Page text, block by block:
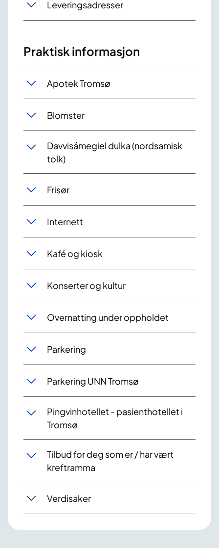
Leveringsadresser
Praktisk informasjon
Apotek Tromsø
Blomster
Davvisámegiel dulka (nordsamisk
tolk)
Frisør
Internett
Kafé og kiosk
Konserter og kultur
Overnatting under oppholdet
Parkering
Parkering UNN Tromsø
Pingvinhotellet - pasienthotellet i
Tromsø
Tilbud for deg som er / har vært
kreftramma
Verdisaker